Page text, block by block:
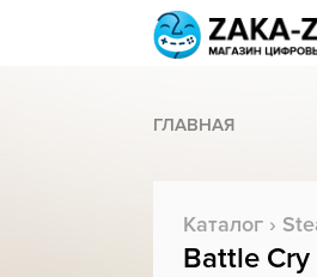
ГЛАВНАЯ
Каталог ›
Battle